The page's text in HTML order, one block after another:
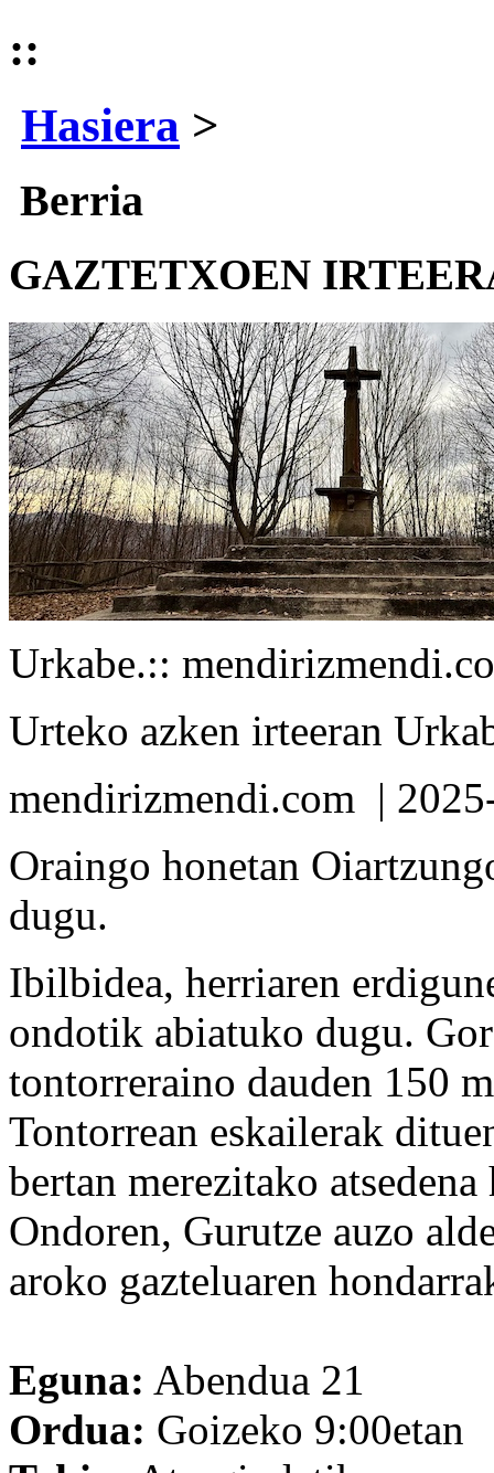
::
Hasiera >
Berria
GAZTETXOEN
Urkabe.::
Urteko azken irteeran
mendirizmendi.com |
Oraingo honetan
dugu.
Ibilbidea, herriaren
ondotik abiatuko dugu.
tontorreraino dauden 150
Tontorrean eskailerak
bertan merezitako
Ondoren, Gurutze auzo
aroko gazteluaren
Eguna: Abendua 21
Ordua: Goizeko 9:00etan